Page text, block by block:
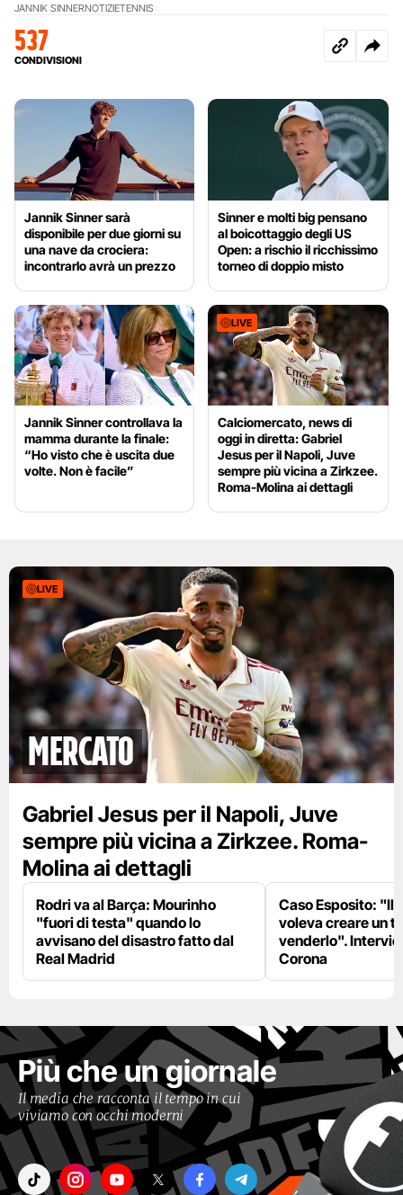
JANNIK SINNERNOTIZIETENNIS
537
CONDIVISIONI
Jannik Sinner sarà
disponibile per due giorni su
una nave da crociera:
incontrarlo avrà un prezzo
Sinner e molti big pensano
al boicottaggio degli US
Open: a rischio il ricchissimo
torneo di doppio misto
Jannik Sinner controllava la
mamma durante la finale:
“Ho visto che è uscita due
volte. Non è facile”
LIVE
Calciomercato, news di
oggi in diretta: Gabriel
Jesus per il Napoli, Juve
sempre più vicina a Zirkzee.
Roma-Molina ai dettagli
LIVE
mercato
Gabriel Jesus per il Napoli, Juve
sempre più vicina a Zirkzee. Roma-
Molina ai dettagli
Rodri va al Barça: Mourinho
"fuori di testa" quando lo
avvisano del disastro fatto dal
Real Madrid
Caso Esposito: "Il
voleva creare un
venderlo".
Corona
Più che un giornale
Il media che racconta il tempo in cui
viviamo con occhi moderni